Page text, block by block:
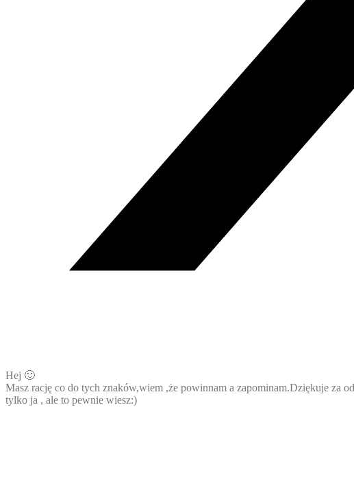
Hej 🙂
Masz rację co do tych znaków,wiem ,że powinnam a zapominam.Dziękuje za
tylko ja , ale to pewnie wiesz:)